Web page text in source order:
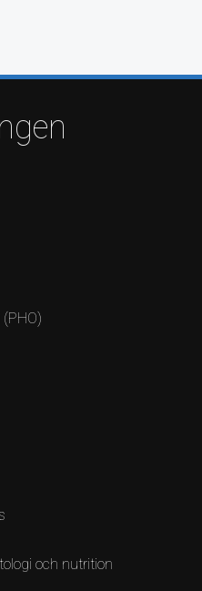
och nutrition